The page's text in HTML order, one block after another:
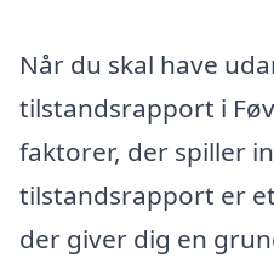
Når du skal have
tilstandsrapport i
faktorer, der spiller
tilstandsrapport er
der giver dig en